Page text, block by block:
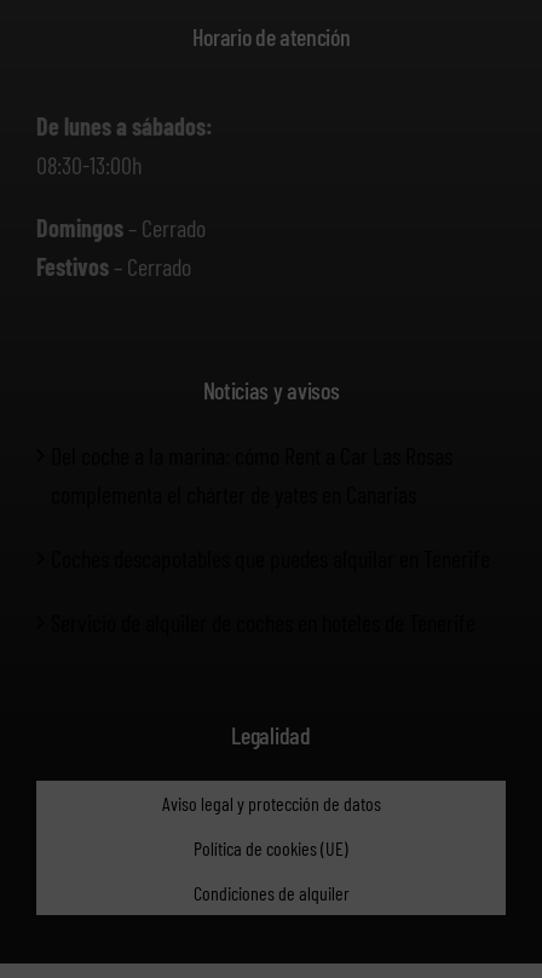
Horario de atención
De lunes a sábados:
08:30-13:00h
Domingos– Cerrado
Festivos– Cerrado
Noticias y avisos
Legalidad
Aviso legal y protección de datos
Política de cookies (UE)
Condiciones de alquiler